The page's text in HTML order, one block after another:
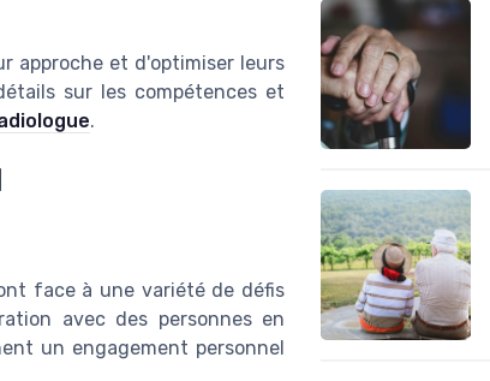
approche et d'optimiser leurs
sur les compétences et
.
face à une variété de défis
avec des personnes en
un engagement personnel